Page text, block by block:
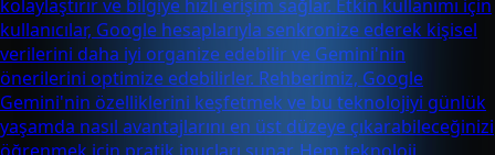
kolaylaştırır ve bilgiye hızlı erişim sağlar. Etkin kullanımı için
kullanıcılar, Google hesaplarıyla senkronize ederek kişisel
verilerini daha iyi organize edebilir ve Gemini'nin
önerilerini optimize edebilirler. Rehberimiz, Google
Gemini'nin özelliklerini keşfetmek ve bu teknolojiyi günlük
yaşamda nasıl avantajlarını en üst düzeye çıkarabileceğinizi